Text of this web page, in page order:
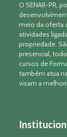
O SENAR-PR,
meio da oferta
atividades
propriedade.
presencial,
cursos de
também atua
visam a